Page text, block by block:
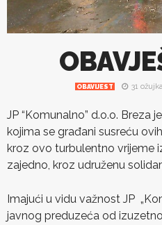
OBAVIJEST 31
JP “Komunalno” d.o.o. Breza
kojima se građani susreću
kroz ovo turbulentno vrijeme
zajedno, kroz udruženu
Imajući u vidu važnost JP
javnog preduzeća od